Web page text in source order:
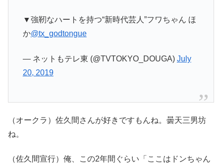
▼強靭なハートを持つ“新時代芸人”フワちゃん ほ
か@tx_godtongue
— ネットもテレ東 (@TVTOKYO_DOUGA) July
20, 2019
（オークラ）佐久間さんが好きですもんね。曇天三男坊
ね。
（佐久間宣行）俺、この2年間ぐらい「ここはドンちゃん